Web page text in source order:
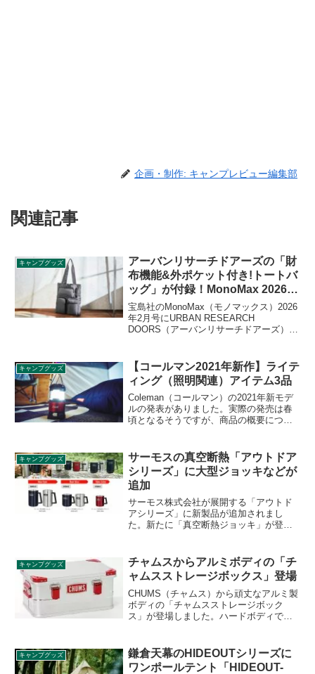
企画・制作: キャンプレビュー編集部
関連記事
キャンプグッズ
アーバンリサーチドアーズの「財
布機能&外ポケット付き!トートバ
ッグ」が付録！MonoMax 2026年
2月号
宝島社のMonoMax（モノマックス）2026
年2月号にURBAN RESEARCH
DOORS（アーバンリサーチドアーズ）の
印象的なトートバッグで、ガバッと開く
マチが特徴の横長ポケットは財布として
使うことができます。詳細をレビューし
ます。
キャンプグッズ
【コールマン2021年新作】ライテ
ィング（照明関連）アイテム3品
Coleman（コールマン）の2021年新モデ
ルの発表がありました。実際の発売は春
頃となるそうですが、商品の概要につい
グ（照明関連グッズ）の3商品について詳
細をレビューします。
キャンプグッズ
サーモスの真空断熱「アウトドア
シリーズ」に大型ジョッキなどが
追加
サーモス株式会社が展開する「アウトド
アシリーズ」に新製品が追加されまし
た。新たに「真空断熱ジョッキ」が登場
は新色のクランベリーが加わりました。
詳細をレビューします。
キャンプグッズ
チャムスからアルミボディの「チ
ャムスストレージボックス」登場
CHUMS（チャムス）から頑丈なアルミ製
ボディの「チャムスストレージボック
ス」が登場しました。ハードボディで中
ャムスロゴも正面にあしらわれていま
す。詳細をレビューします。
キャンプグッズ
鎌倉天幕のHIDEOUTシリーズに
ワンポールテント「HIDEOUT-